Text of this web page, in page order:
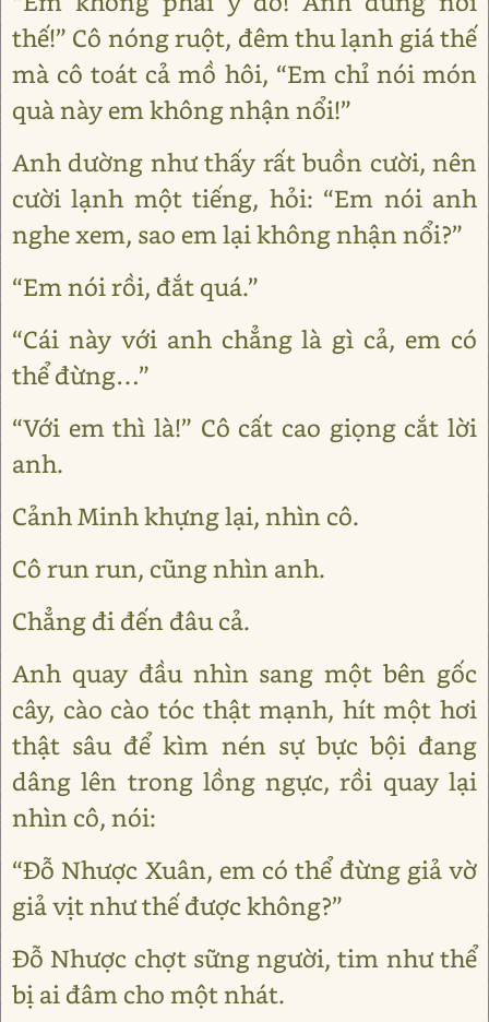
thế!” Cô nóng ruột, đêm thu lạnh giá thế
mà cô toát cả mồ hôi, “Em chỉ nói món
quà này em không nhận nổi!”
Anh dường như thấy rất buồn cười, nên
cười lạnh một tiếng, hỏi: “Em nói anh
nghe xem, sao em lại không nhận nổi?”
“Em nói rồi, đắt quá.”
“Cái này với anh chẳng là gì cả, em có
thể đừng…”
“Với em thì là!” Cô cất cao giọng cắt lời
anh.
Cảnh Minh khựng lại, nhìn cô.
Cô run run, cũng nhìn anh.
Chẳng đi đến đâu cả.
Anh quay đầu nhìn sang một bên gốc
cây, cào cào tóc thật mạnh, hít một hơi
thật sâu để kìm nén sự bực bội đang
dâng lên trong lồng ngực, rồi quay lại
nhìn cô, nói:
“Đỗ Nhược Xuân, em có thể đừng giả vờ
giả vịt như thế được không?”
Đỗ Nhược chợt sững người, tim như thể
bị ai đâm cho một nhát.